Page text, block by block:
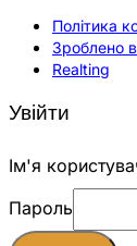
Політика
Зроблено
Realting
Увійти
Ім'я
Пароль